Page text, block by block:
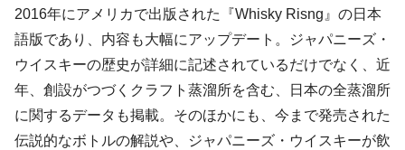
2016年にアメリカで出版された『Whisky Risng』の日本
語版であり、内容も大幅にアップデート。ジャパニーズ・
ウイスキーの歴史が詳細に記述されているだけでなく、近
年、創設がつづくクラフト蒸溜所を含む、日本の全蒸溜所
に関するデータも掲載。そのほかにも、今まで発売された
伝説的なボトルの解説や、ジャパニーズ・ウイスキーが飲